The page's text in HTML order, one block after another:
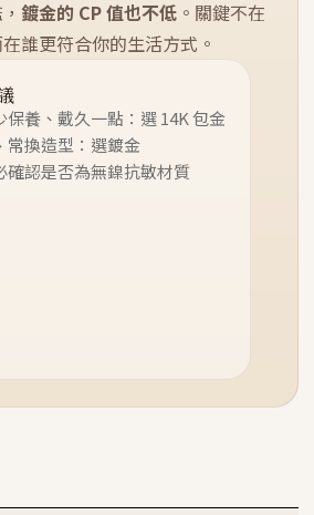
鍍金的 CP 值也不低 。關鍵不在
誰更符合你的生活方式。
保養、戴久一點：選 14K 包金
常換造型：選鍍金
確認是否為無鎳抗敏材質